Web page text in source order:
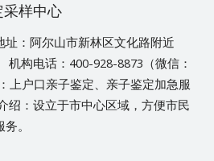
样中心
：阿尔山市新林区文化路附近
机构电话：400-928-8873（微信：
上户口亲子鉴定、亲子鉴定加急服
绍：设立于市中心区域，方便市民
。